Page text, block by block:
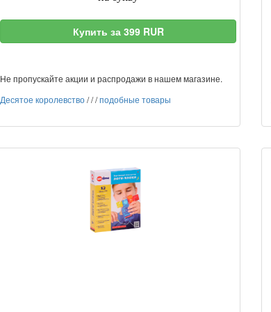
Купить за 399 RUR
Не пропускайте акции и распродажи в нашем магазине.
Десятое королевство///подобные товары